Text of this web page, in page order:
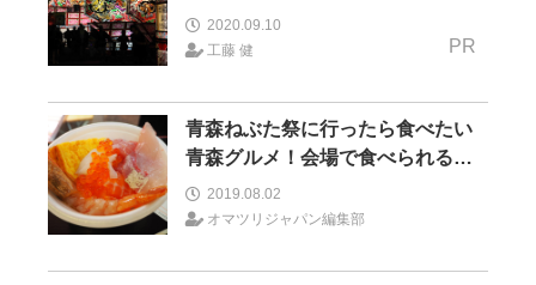
2020.09.10
工藤 健
PR
青森ねぶた祭に行ったら食べたい
青森グルメ！会場で食べられるグ
ルメは？
2019.08.02
オマツリジャパン編集部